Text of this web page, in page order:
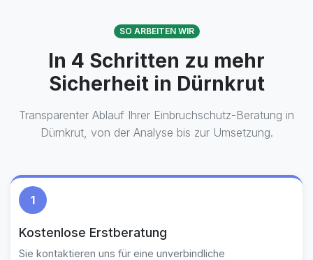
SO ARBEITEN WIR
In 4 Schritten zu mehr
Sicherheit in Dürnkrut
Transparenter Ablauf Ihrer Einbruchschutz-Beratung in
Dürnkrut, von der Analyse bis zur Umsetzung.
1
Kostenlose Erstberatung
Sie kontaktieren uns für eine unverbindliche